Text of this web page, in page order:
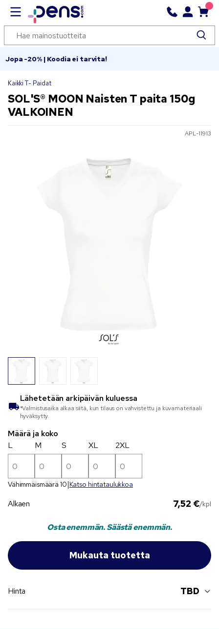
Jopa -20% | Koodia ei tarvita!
Kaikki T- Paidat
SOL'S® MOON Naisten T paita 150g
VALKOINEN
APL-11913
Lähetetään arkipäivän kuluessa
*Valmistusaika alkaa siitä, kun tilaus on vahvistettu ja kuvamateriaali
hyväksytty.
Määrä ja koko
L
M S XL 2XL
Vähimmäismäärä 10 Katso hintataulukkoa
Alkaen 7,52 €/kpl
Osta enemmän. Säästä enemmän.
Hinta TBD